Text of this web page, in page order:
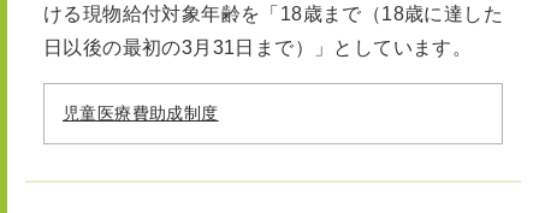
ける現物給付対象年齢を「18歳まで（18歳に達した
日以後の最初の3月31日まで）」としています。
児童医療費助成制度